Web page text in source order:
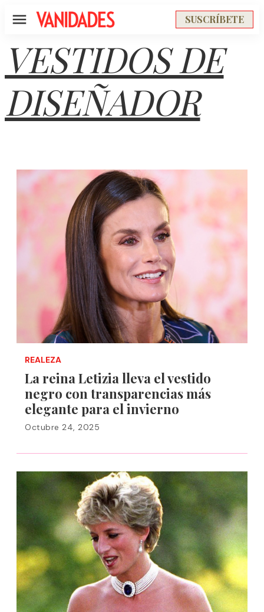
Menú SUSCRÍBETE
VESTIDOS DE
DISEÑADOR
REALEZA
La reina Letizia lleva el vestido
negro con transparencias más
elegante para el invierno
Octubre 24, 2025